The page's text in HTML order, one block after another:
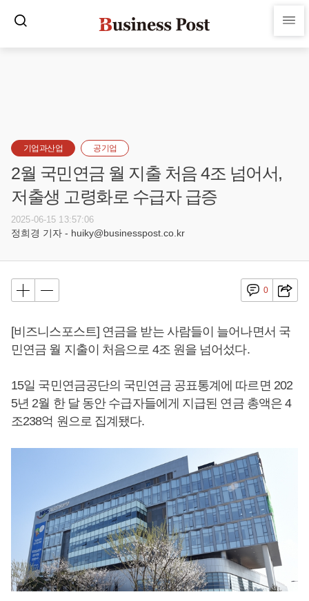
기업과산업 공기업
2월 국민연금 월 지출 처음 4조 넘어서,
저출생 고령화로 수급자 급증
2025-06-15 13:57:06
정희경 기자 - huiky@businesspost.co.kr
0
[비즈니스포스트] 연금을 받는 사람들이 늘어나면서 국
민연금 월 지출이 처음으로 4조 원을 넘어섰다.
15일 국민연금공단의 국민연금 공표통계에 따르면 202
5년 2월 한 달 동안 수급자들에게 지급된 연금 총액은 4
조238억 원으로 집계됐다.